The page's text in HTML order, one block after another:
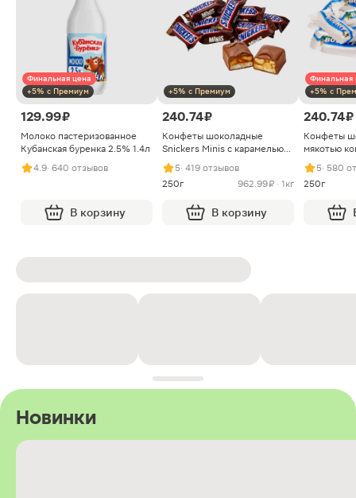
Финальная цена
+5% с Премиум
129.99 ₽
Молоко пастеризованное
Кубанская буренка 2.5% 1.4л
4.9· 640 отзывов
В корзину
+5% с Премиум
240.74 ₽
Конфеты шоколадные
Snickers Minis с карамелью
арахисом и нугой
5· 419 отзывов
250г
962.99 ₽ · 1кг
В корзину
Финальная
+5% с
240.74 ₽
Конфеты
мякотью
5· 580
250г
Новинки